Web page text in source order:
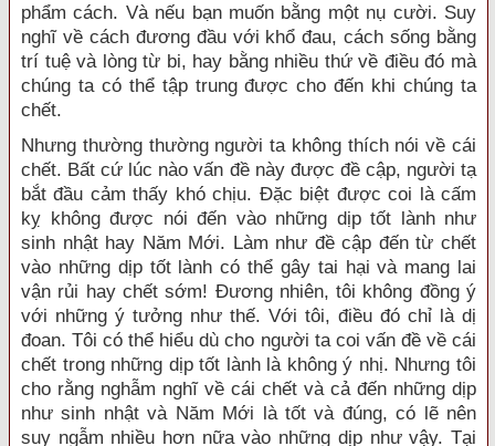
phẩm cách. Và nếu bạn muốn bằng một nụ cười. Suy
nghĩ về cách đương đầu với khổ đau, cách sống bằng
trí tuệ và lòng từ bi, hay bằng nhiều thứ về điều đó mà
chúng ta có thể tập trung được cho đến khi chúng ta
chết.
Nhưng thường thường người ta không thích nói về cái
chết. Bất cứ lúc nào vấn đề này được đề cập, người tạ
bắt đầu cảm thấy khó chịu. Ðặc biệt được coi là cấm
kỵ không được nói đến vào những dịp tốt lành như
sinh nhật hay Năm Mới. Làm như đề cập đến từ chết
vào những dịp tốt lành có thể gây tai hại và mang lai
vận rủi hay chết sớm! Ðương nhiên, tôi không đồng ý
với những ý tưởng như thế. Với tôi, điều đó chỉ là dị
đoan. Tôi có thể hiểu dù cho người ta coi vấn đề về cái
chết trong những dịp tốt lành là không ý nhị. Nhưng tôi
cho rằng nghẫm nghĩ về cái chết và cả đến những dịp
như sinh nhật và Năm Mới là tốt và đúng, có lẽ nên
suy ngẫm nhiều hơn nữa vào những dịp như vậy. Tại